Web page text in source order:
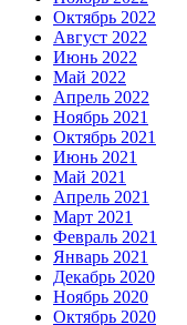
Октябрь 2022
Август 2022
Июнь 2022
Май 2022
Апрель 2022
Ноябрь 2021
Октябрь 2021
Июнь 2021
Май 2021
Апрель 2021
Март 2021
Февраль 2021
Январь 2021
Декабрь 2020
Ноябрь 2020
Октябрь 2020